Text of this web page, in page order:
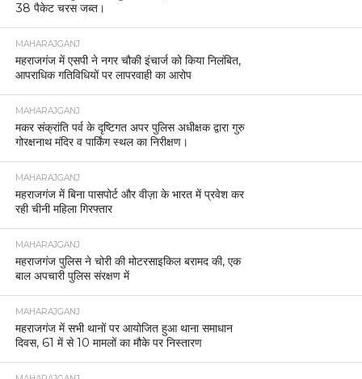
38 पैकेट चरस जब्त।
MAHARAJGANJ
महराजगंज में एसपी ने नगर चौकी इंचार्ज को किया निलंबित,
आपराधिक गतिविधियों पर लापरवाही का आरोप
MAHARAJGANJ
मकर संक्रांति पर्व के दृष्टिगत अपर पुलिस अधीक्षक द्वारा गुरु
गोरक्षनाथ मंदिर व पार्किंग स्थल का निरीक्षण।
MAHARAJGANJ
महराजगंज में बिना पासपोर्ट और वीज़ा के भारत में प्रवेश कर
रही चीनी महिला गिरफ्तार
MAHARAJGANJ
महराजगंज पुलिस ने चोरी की मोटरसाइकिल बरामद की, एक
बाल अपचारी पुलिस संरक्षण में
MAHARAJGANJ
महराजगंज में सभी थानों पर आयोजित हुआ थाना समाधान
दिवस, 61 में से 10 मामलों का मौके पर निस्तारण